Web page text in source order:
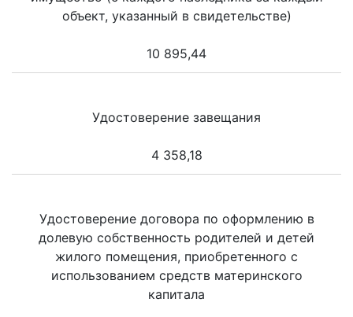
объект, указанный в свидетельстве)
10 895,44
Удостоверение завещания
4 358,18
Удостоверение договора по оформлению в
долевую собственность родителей и детей
жилого помещения, приобретенного с
использованием средств материнского
капитала